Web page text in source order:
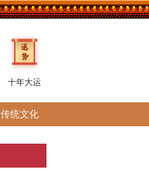
十年大运
传统文化